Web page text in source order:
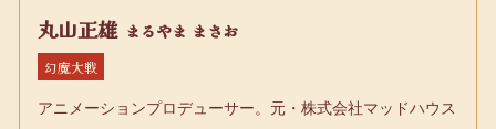
督などの立場で主導する。メカデザイナーとしての代表作は
他に『アーマード・コア』『新世紀ＧＰＸサイバーフォーミ
ュラ』『機動戦士ガンダム0083 STARDUST MEMORY』
『交響詩篇エウレカセブン』など多数。『天空のエスカフロ
丸山正雄 まるやま まさお
幻魔大戦
アニメーションプロデューサー。元・株式会社マッドハウス